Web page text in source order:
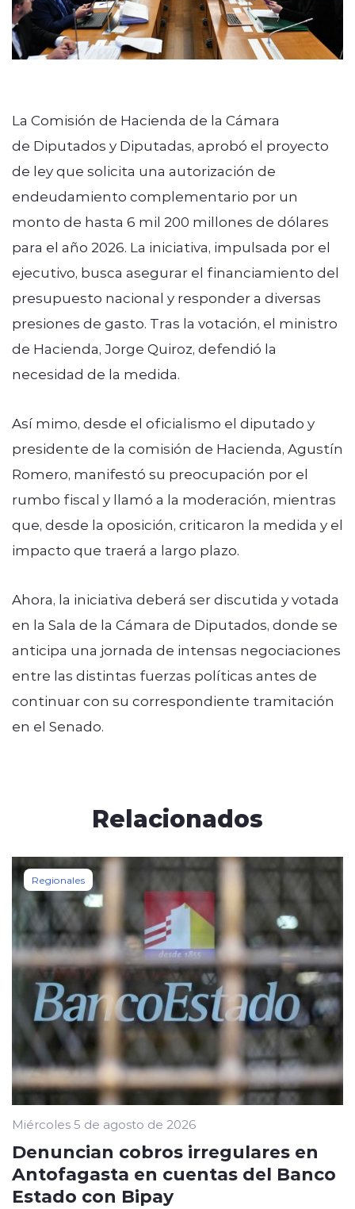
La Comisión de Hacienda de la Cámara
de Diputados y Diputadas, aprobó el proyecto
de ley que solicita una autorización de
endeudamiento complementario por un
monto de hasta 6 mil 200 millones de dólares
para el año 2026. La iniciativa, impulsada por el
ejecutivo, busca asegurar el financiamiento del
presupuesto nacional y responder a diversas
presiones de gasto. Tras la votación, el ministro
de Hacienda, Jorge Quiroz, defendió la
necesidad de la medida.
Así mimo, desde el oficialismo el diputado y
presidente de la comisión de Hacienda, Agustín
Romero, manifestó su preocupación por el
rumbo fiscal y llamó a la moderación, mientras
que, desde la oposición, criticaron la medida y el
impacto que traerá a largo plazo.
Ahora, la iniciativa deberá ser discutida y votada
en la Sala de la Cámara de Diputados, donde se
anticipa una jornada de intensas negociaciones
entre las distintas fuerzas políticas antes de
continuar con su correspondiente tramitación
en el Senado.
Relacionados
Regionales
Miércoles 5 de agosto de 2026
Denuncian cobros irregulares en
Antofagasta en cuentas del Banco
Estado con Bipay